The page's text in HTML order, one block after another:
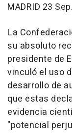
MADRID 23
La
su absoluto
presidente de
vinculó el uso
desarrollo de
que estas
evidencia
"potencial